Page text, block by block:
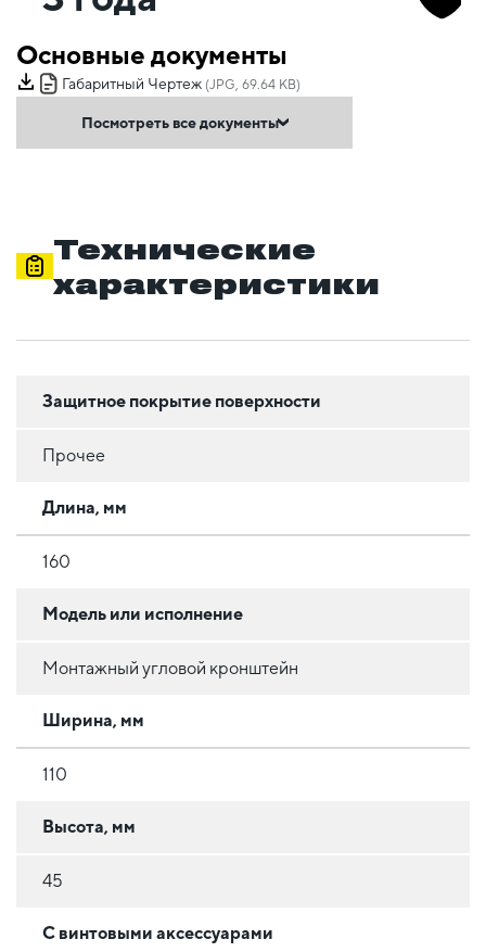
Основные документы
Габаритный Чертеж (JPG, 69.64 KB)
Посмотреть все документы
Технические
характеристики
Защитное покрытие поверхности
Прочее
Длина, мм
160
Модель или исполнение
Монтажный угловой кронштейн
Ширина, мм
110
Высота, мм
45
С винтовыми аксессуарами